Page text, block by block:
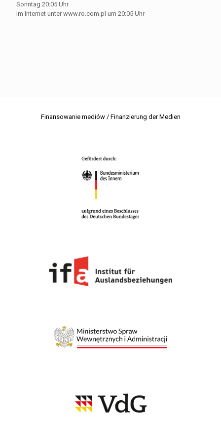
Sonntag 20:05 Uhr
Im Internet unter www.ro.com.pl um 20:05 Uhr
Finansowanie mediów / Finanzierung der Medien